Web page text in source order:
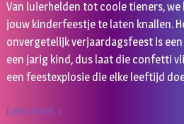
Klantenservice
Inloggen
Van luierhelden tot coole tieners, we
jouw kinderfeestje te laten knallen.
onvergetelijk verjaardagsfeest is
een jarig kind, dus laat die confetti
een feestexplosie die elke leeftijd
Lees meer >